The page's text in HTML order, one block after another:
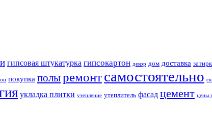
гипсовая штукатурка гипсокартон декор дом доставка
покупка полыремонтсамостоятельно
укладка плитки утепление утеплитель фасад цемент цены